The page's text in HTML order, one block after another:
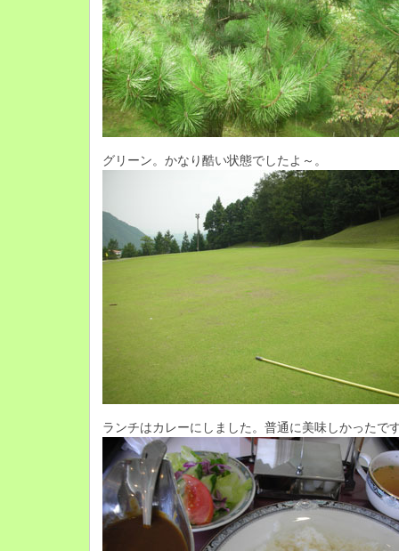
グリーン。かなり酷い状態でしたよ～。
ランチはカレーにしました。普通に美味しかったで